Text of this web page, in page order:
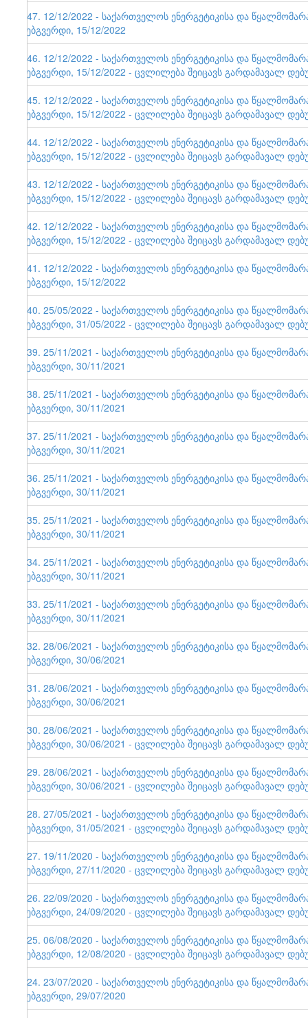
147. 12/12/2022 - საქართველოს ენერგეტიკისა და
ვებგვერდი, 15/12/2022
146. 12/12/2022 - საქართველოს ენერგეტიკისა და
ვებგვერდი, 15/12/2022 - ცვლილება შეიცავს გარდამავალ
145. 12/12/2022 - საქართველოს ენერგეტიკისა და
ვებგვერდი, 15/12/2022 - ცვლილება შეიცავს გარდამავალ
144. 12/12/2022 - საქართველოს ენერგეტიკისა და
ვებგვერდი, 15/12/2022 - ცვლილება შეიცავს გარდამავალ
143. 12/12/2022 - საქართველოს ენერგეტიკისა და
ვებგვერდი, 15/12/2022 - ცვლილება შეიცავს გარდამავალ
142. 12/12/2022 - საქართველოს ენერგეტიკისა და
ვებგვერდი, 15/12/2022 - ცვლილება შეიცავს გარდამავალ
141. 12/12/2022 - საქართველოს ენერგეტიკისა და
ვებგვერდი, 15/12/2022
140. 25/05/2022 - საქართველოს ენერგეტიკისა და
ვებგვერდი, 31/05/2022 - ცვლილება შეიცავს გარდამავალ
139. 25/11/2021 - საქართველოს ენერგეტიკისა და
ვებგვერდი, 30/11/2021
138. 25/11/2021 - საქართველოს ენერგეტიკისა და
ვებგვერდი, 30/11/2021
137. 25/11/2021 - საქართველოს ენერგეტიკისა და
ვებგვერდი, 30/11/2021
136. 25/11/2021 - საქართველოს ენერგეტიკისა და
ვებგვერდი, 30/11/2021
135. 25/11/2021 - საქართველოს ენერგეტიკისა და
ვებგვერდი, 30/11/2021
134. 25/11/2021 - საქართველოს ენერგეტიკისა და
ვებგვერდი, 30/11/2021
133. 25/11/2021 - საქართველოს ენერგეტიკისა და
ვებგვერდი, 30/11/2021
132. 28/06/2021 - საქართველოს ენერგეტიკისა და
ვებგვერდი, 30/06/2021
131. 28/06/2021 - საქართველოს ენერგეტიკისა და
ვებგვერდი, 30/06/2021
130. 28/06/2021 - საქართველოს ენერგეტიკისა და
ვებგვერდი, 30/06/2021 - ცვლილება შეიცავს გარდამავალ
129. 28/06/2021 - საქართველოს ენერგეტიკისა და
ვებგვერდი, 30/06/2021 - ცვლილება შეიცავს გარდამავალ
128. 27/05/2021 - საქართველოს ენერგეტიკისა და
ვებგვერდი, 31/05/2021 - ცვლილება შეიცავს გარდამავალ
127. 19/11/2020 - საქართველოს ენერგეტიკისა და
ვებგვერდი, 27/11/2020 - ცვლილება შეიცავს გარდამავალ
126. 22/09/2020 - საქართველოს ენერგეტიკისა და
ვებგვერდი, 24/09/2020 - ცვლილება შეიცავს გარდამავალ
125. 06/08/2020 - საქართველოს ენერგეტიკისა და
ვებგვერდი, 12/08/2020 - ცვლილება შეიცავს გარდამავალ
124. 23/07/2020 - საქართველოს ენერგეტიკისა და
ვებგვერდი, 29/07/2020